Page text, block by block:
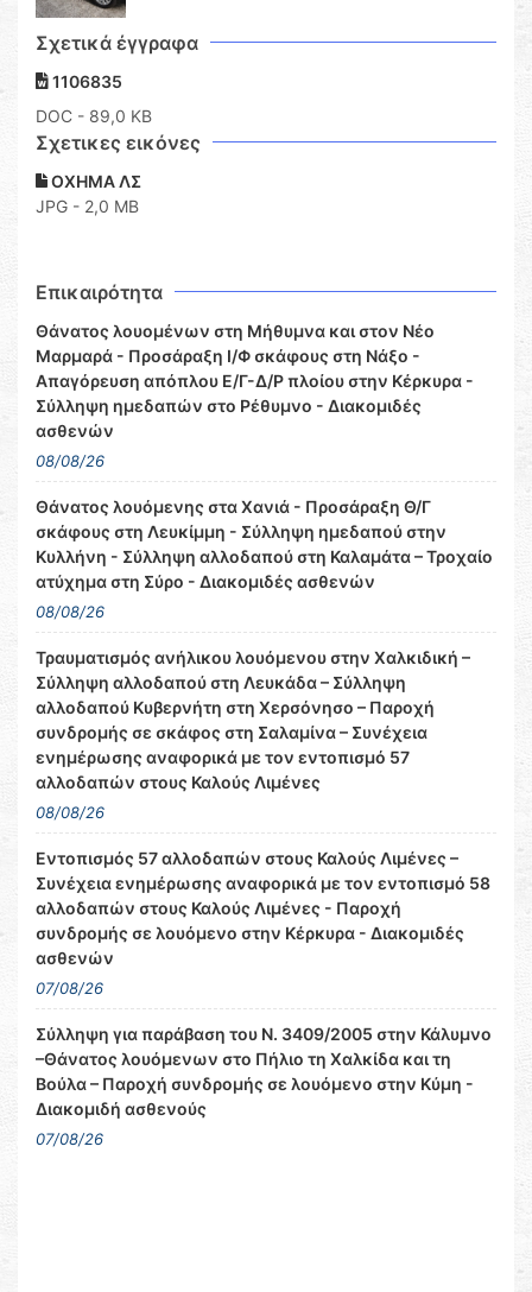
Σχετικά έγγραφα
1106835
DOC - 89,0 KB
Σχετικες εικόνες
ΟΧΗΜΑ ΛΣ
JPG - 2,0 MB
Επικαιρότητα
Θάνατος λουομένων στη Μήθυμνα και στον Νέο
Μαρμαρά - Προσάραξη Ι/Φ σκάφους στη Νάξο -
Απαγόρευση απόπλου Ε/Γ-Δ/Ρ πλοίου στην Κέρκυρα -
Σύλληψη ημεδαπών στο Ρέθυμνο - Διακομιδές
ασθενών
08/08/26
Θάνατος λουόμενης στα Χανιά - Προσάραξη Θ/Γ
σκάφους στη Λευκίμμη - Σύλληψη ημεδαπού στην
Κυλλήνη - Σύλληψη αλλοδαπού στη Καλαμάτα – Τροχαίο
ατύχημα στη Σύρο - Διακομιδές ασθενών
08/08/26
Τραυματισμός ανήλικου λουόμενου στην Χαλκιδική –
Σύλληψη αλλοδαπού στη Λευκάδα – Σύλληψη
αλλοδαπού Κυβερνήτη στη Χερσόνησο – Παροχή
συνδρομής σε σκάφος στη Σαλαμίνα – Συνέχεια
ενημέρωσης αναφορικά με τον εντοπισμό 57
αλλοδαπών στους Καλούς Λιμένες
08/08/26
Εντοπισμός 57 αλλοδαπών στους Καλούς Λιμένες –
Συνέχεια ενημέρωσης αναφορικά με τον εντοπισμό 58
αλλοδαπών στους Καλούς Λιμένες - Παροχή
συνδρομής σε λουόμενο στην Κέρκυρα - Διακομιδές
ασθενών
07/08/26
Σύλληψη για παράβαση του Ν. 3409/2005 στην Κάλυμνο
–Θάνατος λουόμενων στο Πήλιο τη Χαλκίδα και τη
Βούλα – Παροχή συνδρομής σε λουόμενο στην Κύμη -
Διακομιδή ασθενούς
07/08/26